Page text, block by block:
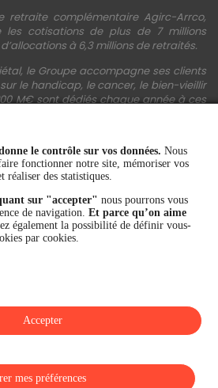
retraite complémentaire Agirc-Arrco,
les cotisations de plus de 7 millions
à 6,3 millions de retraités.
le Groupe accompagne ses clients
le handicap, le cancer, le bien-vieillir
M€ sont dédiés chaque année à ces
du Groupe sont confirmées par une
4 ans par S&P Global Ratings et
extra-financiers, Malakoff Humanis
les mieux notées au monde
(Ecovadis, niveau Gold - 81/100 en
est certifié Top Employer France
depuis 3 ans.
le contrôle sur vos données. Nous
fonctionner notre site, mémoriser vos
réaliser des statistiques.
sur "accepter" nous pourrons vous
de navigation. Et parce qu’on aime
également la possibilité de définir vous-
par cookies.
mes préférences
Accepter